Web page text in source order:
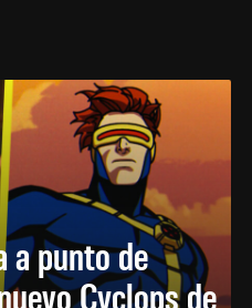
a punto de
Cyclops de